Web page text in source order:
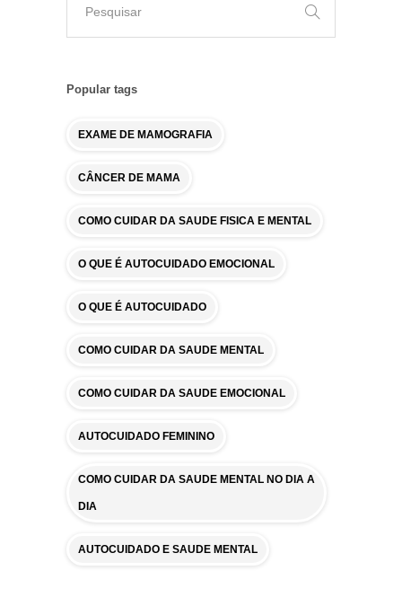
Popular tags
EXAME DE MAMOGRAFIA
CÂNCER DE MAMA
COMO CUIDAR DA SAUDE FISICA E MENTAL
O QUE É AUTOCUIDADO EMOCIONAL
O QUE É AUTOCUIDADO
COMO CUIDAR DA SAUDE MENTAL
COMO CUIDAR DA SAUDE EMOCIONAL
AUTOCUIDADO FEMININO
COMO CUIDAR DA SAUDE MENTAL NO DIA A
DIA
AUTOCUIDADO E SAUDE MENTAL